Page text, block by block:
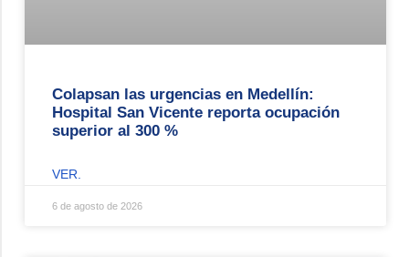
Colapsan las urgencias en Medellín:
Hospital San Vicente reporta ocupación
superior al 300 %
VER.
6 de agosto de 2026